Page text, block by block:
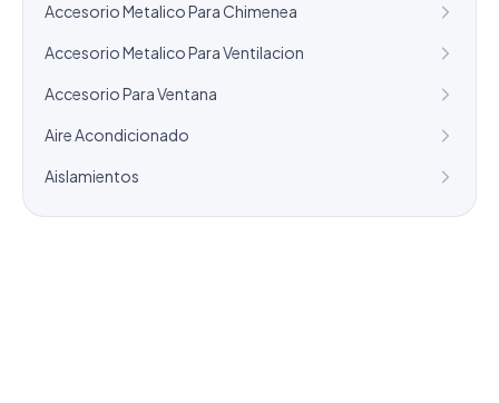
Accesorio Metalico Para Chimenea
Accesorio Metalico Para Ventilacion
Accesorio Para Ventana
Aire Acondicionado
Aislamientos